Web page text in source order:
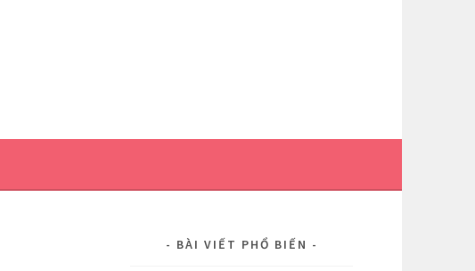
BÀI VIẾT PHỔ BIẾN